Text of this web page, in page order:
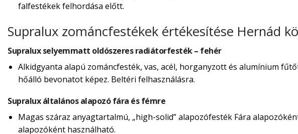
falfestékek felhordása előtt.
Supralux zománcfestékek értékesítése Hernád
Supralux selyemmatt oldószeres radiátorfesték – fehér
Alkidgyanta alapú zománcfesték, vas, acél, horganyzott és alumínium
hőálló bevonatot képez. Beltéri felhasználásra.
Supralux általános alapozó fára és fémre
Magas száraz anyagtartalmú, „high-solid” alapozófesték Fára
alapozóként használható.